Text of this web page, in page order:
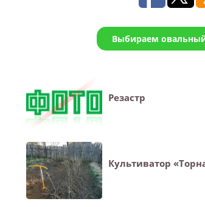
Выбираем
Резастр
Культиватор